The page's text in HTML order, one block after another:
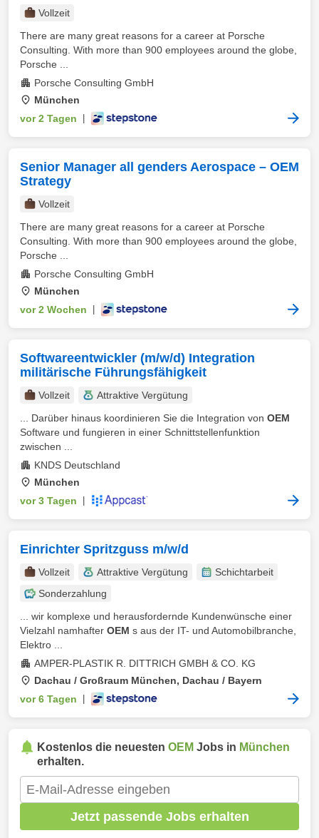
Vollzeit
There are many great reasons for a career at Porsche
Consulting. With more than 900 employees around the globe,
Porsche ...
Porsche Consulting GmbH
München
vor 2 Tagen
Senior Manager all genders Aerospace – OEM
Strategy
Vollzeit
There are many great reasons for a career at Porsche
Consulting. With more than 900 employees around the globe,
Porsche ...
Porsche Consulting GmbH
München
vor 2 Wochen
Softwareentwickler (m/w/d) Integration
militärische Führungsfähigkeit
Vollzeit
Attraktive Vergütung
... Darüber hinaus koordinieren Sie die Integration von OEM
Software und fungieren in einer Schnittstellenfunktion
zwischen ...
KNDS Deutschland
München
vor 3 Tagen
Einrichter Spritzguss m/w/d
Vollzeit Attraktive Vergütung
Schichtarbeit
Sonderzahlung
... wir komplexe und herausfordernde Kundenwünsche einer
Vielzahl namhafter OEM s aus der IT- und Automobilbranche,
Elektro ...
AMPER-PLASTIK R. DITTRICH GMBH & CO. KG
Dachau / Großraum München, Dachau / Bayern
vor 6 Tagen
Kostenlos die neuesten OEM Jobs in München
erhalten.
Jetzt passende Jobs erhalten